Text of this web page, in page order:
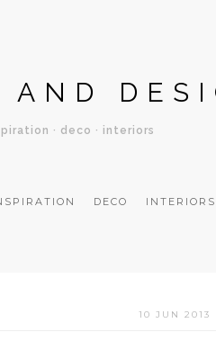
AND
· deco · interiors
DECO INTERIORS
10 JUN 2013